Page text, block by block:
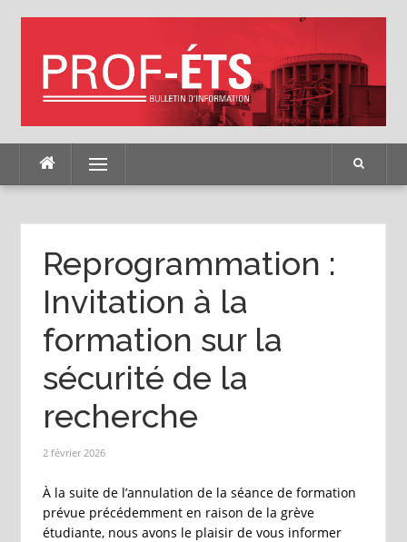
Menu
Reprogrammation :
Invitation à la
formation sur la
sécurité de la
recherche
2 février 2026
À la suite de l’annulation de la séance de formation
prévue précédemment en raison de la grève
étudiante, nous avons le plaisir de vous informer